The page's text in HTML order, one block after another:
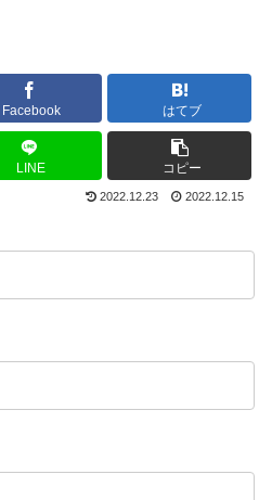
Facebook はてブ
LINE コピー
2022.12.23 2022.12.15